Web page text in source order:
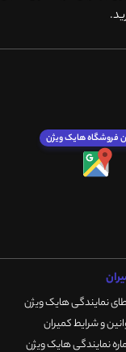
.
فروشگاه هایک ویژن
نمایندگی هایک ویژن
و شرایط کمیران
نمایندگی هایک ویژن